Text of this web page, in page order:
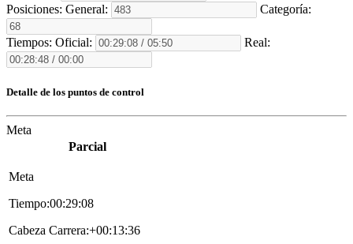
Posiciones: General: Categoría:
Tiempos: Oficial: Real:
Detalle de los puntos de control
Meta
Parcial
Meta
Tiempo:00:29:08
Cabeza Carrera:+00:13:36